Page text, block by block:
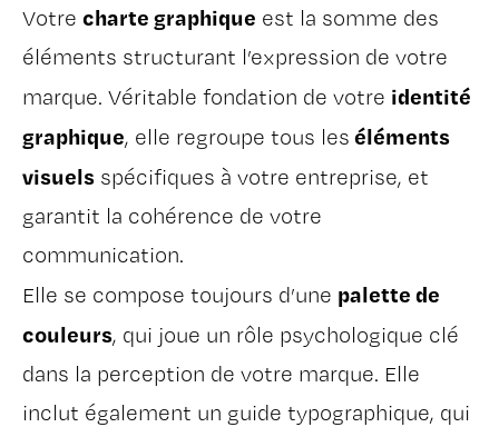
Votre charte graphique est la somme des
éléments structurant l’expression de votre
marque. Véritable fondation de votre identité
graphique, elle regroupe tous les éléments
visuels spécifiques à votre entreprise, et
garantit la cohérence de votre
communication.
Elle se compose toujours d’une palette de
couleurs, qui joue un rôle psychologique clé
dans la perception de votre marque. Elle
inclut également un guide typographique, qui